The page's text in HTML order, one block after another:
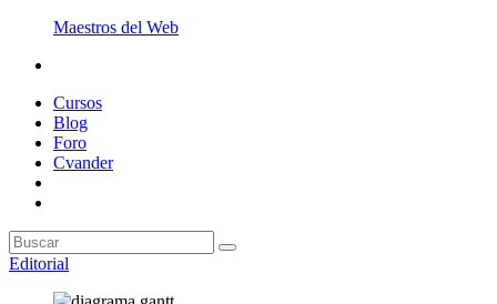
Maestros del Web
Cursos
Blog
Foro
Cvander
Editorial